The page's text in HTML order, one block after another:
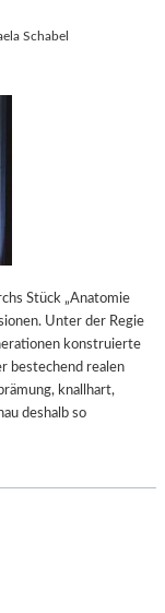
Schabel
Stück „Anatomie
Unter der Regie
konstruierte
bestechend realen
knallhart,
deshalb so